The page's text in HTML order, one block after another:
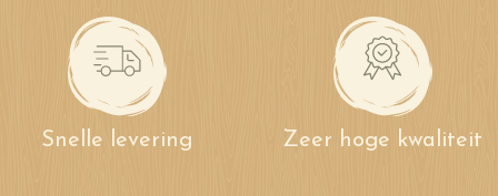
Snelle levering Zeer hoge kwaliteit